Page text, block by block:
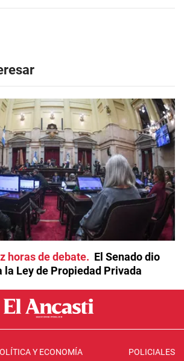
horas de debate
El Senado dio
la Ley de Propiedad Privada
Y ECONOMÍA POLICIALES